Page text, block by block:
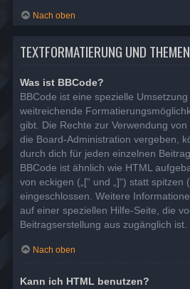
Nach oben
TEXTFORMATIERUNG UND
Was ist BBCode?
BBCode ist eine spezielle
weitreichende
gibt. Die Rechte zur Verwendung
die Board-Administration vergeben,
durch dich für jeden einzelnen
BBCode ist ähnlich wie HTML
von eckigen („[“ und „]“) statt spitzen
eingeschlossen. Weitere
auf einer speziellen Hilfe-Seite, die
Beitragserstellung aus zugänglich ist.
Nach oben
Kann ich HTML benutzen?